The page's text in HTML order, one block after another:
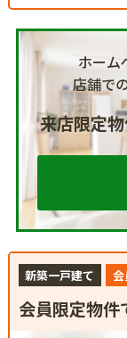
ホーム
店舗で
来店限定
新築一戸建て 会
会員限定物件